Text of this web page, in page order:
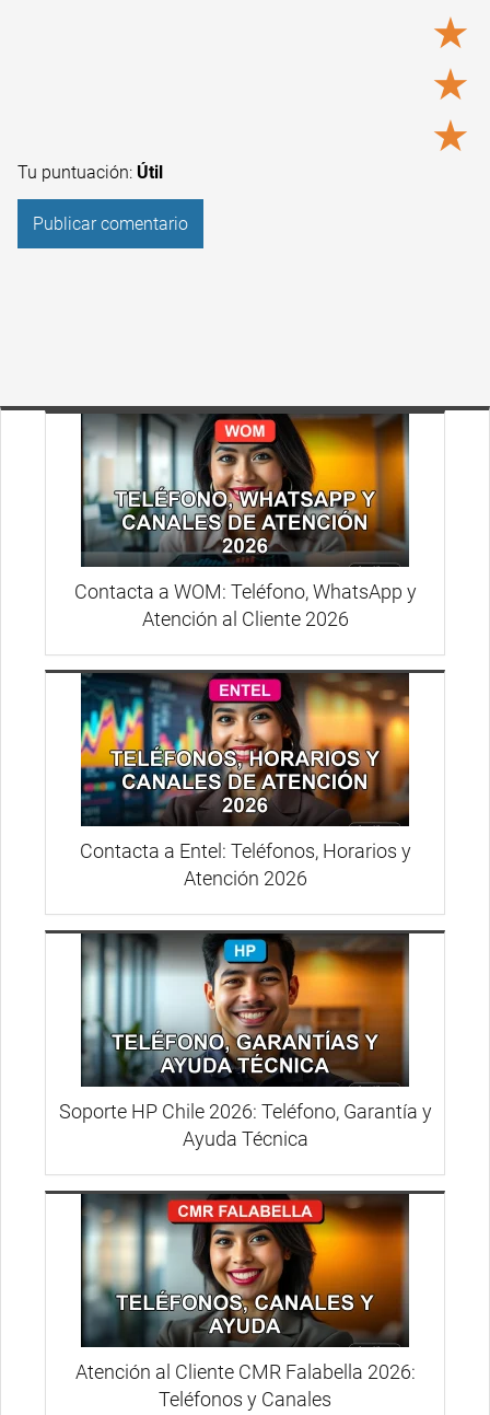
★
★
★
Tu puntuación: Útil
Contacta a WOM: Teléfono, WhatsApp y
Atención al Cliente 2026
Contacta a Entel: Teléfonos, Horarios y
Atención 2026
Soporte HP Chile 2026: Teléfono, Garantía y
Ayuda Técnica
Atención al Cliente CMR Falabella 2026:
Teléfonos y Canales